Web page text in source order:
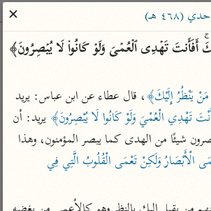
معنا في نشر القرآن والعلم الشرعي
الباحث القرآني
علوم
Type 2 or more
فتح البيان للقنوجي
هـ)
✕
أَفَأَنتَ تَهۡدِی ٱلۡعُمۡیَ وَلَوۡ كَانُوا۟ لَا یُبۡصِرُونَ﴾
يَنْظُرُ إِلَيْكَ﴾
تَهْدِي الْعُمْيَ وَلَوْ كَانُوا لَا يُبْصِرُونَ﴾